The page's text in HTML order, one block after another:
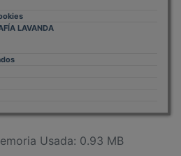
LAVANDA